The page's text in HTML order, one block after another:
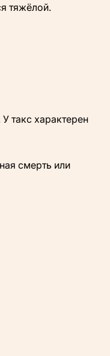
тяжёлой.
такс характерен
смерть или